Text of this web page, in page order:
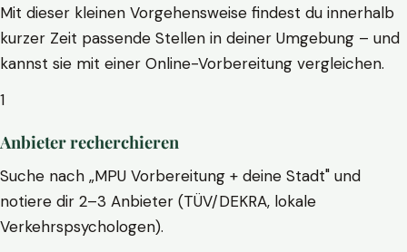
Mit dieser kleinen Vorgehensweise findest du innerhalb
kurzer Zeit passende Stellen in deiner Umgebung – und
kannst sie mit einer Online-Vorbereitung vergleichen.
1
Anbieter recherchieren
Suche nach „MPU Vorbereitung + deine Stadt" und
notiere dir 2–3 Anbieter (TÜV/DEKRA, lokale
Verkehrspsychologen).